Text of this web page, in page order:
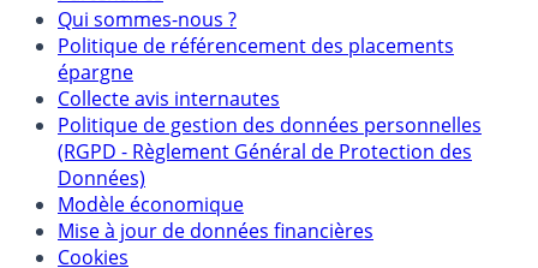
Mentions légales et Conditions d’utilisation
Partenaires
Qui sommes-nous ?
Politique de référencement des placements
épargne
Collecte avis internautes
Politique de gestion des données personnelles
(RGPD - Règlement Général de Protection des
Données)
Modèle économique